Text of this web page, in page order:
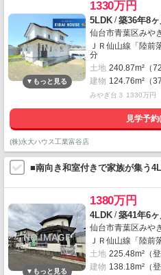
1330万円
5LDK /築36年8ヶ
仙台市青葉区みや
ＪＲ仙山線「陸前
分
土地 240.87m²（
建物 124.76m²（
みやぎ台３ 1330万円
見学予
(株)永大ハウス工業富谷店
■南向き和室付きで家族が集う
1380万円
4LDK /築41年6ヶ
仙台市青葉区みや
ＪＲ仙山線「陸前
土地 225.48m²（登
建物 138.18m²（登